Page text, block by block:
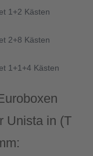
1+2 Kästen
2+8 Kästen
1+1+4 Kästen
Unista in (T